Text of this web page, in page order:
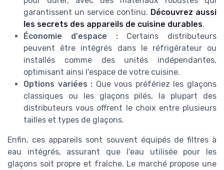
garantissent un service continu. Découvrez aussi
les secrets des appareils de cuisine durables.
Économie d'espace :Certains distributeurs
peuvent être intégrés dans le réfrigérateur ou
installés comme des unités indépendantes,
optimisant ainsi l'espace de votre cuisine.
Options variées : Que vous préfériez les glaçons
classiques ou les glaçons pilés, la plupart des
distributeurs vous offrent le choix entre plusieurs
tailles et types de glaçons.
Enfin, ces appareils sont souvent équipés de filtres à
eau intégrés, assurant que l'eau utilisée pour les
glaçons soit propre et fraîche. Le marché propose une